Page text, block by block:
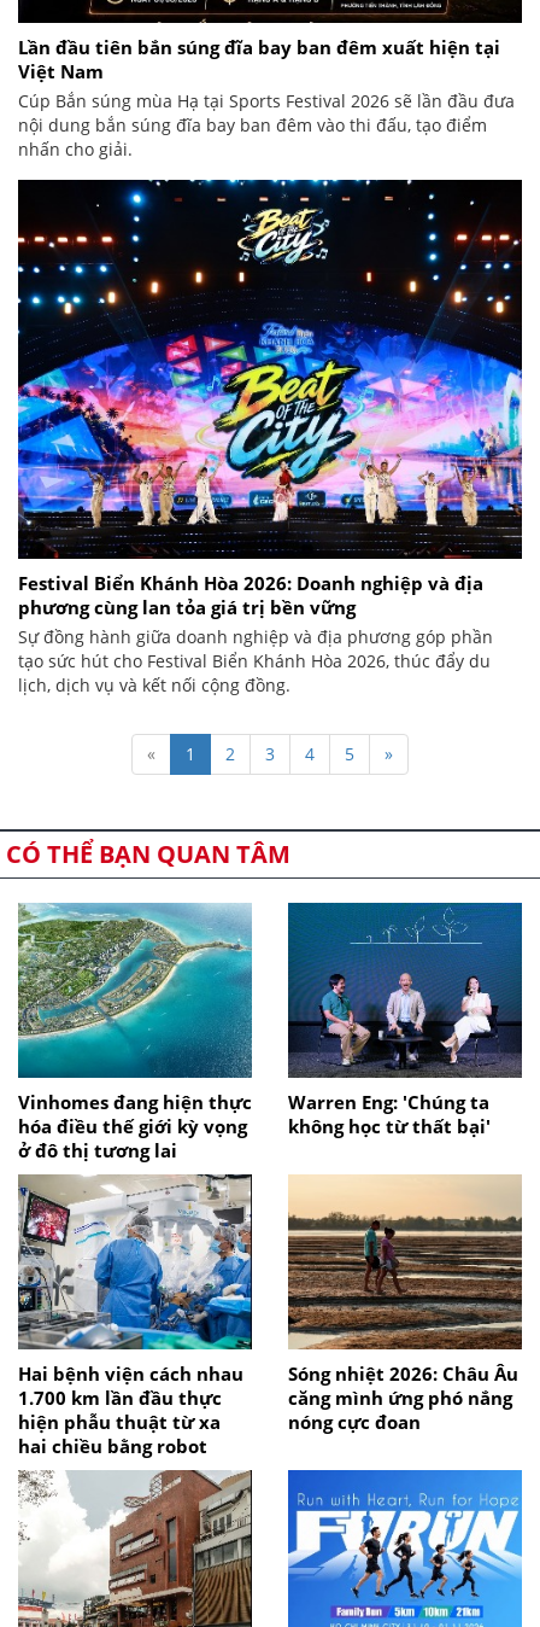
Lần đầu tiên bắn súng đĩa bay ban đêm xuất hiện tại
Việt Nam
Cúp Bắn súng mùa Hạ tại Sports Festival 2026 sẽ lần đầu đưa
nội dung bắn súng đĩa bay ban đêm vào thi đấu, tạo điểm
nhấn cho giải.
Festival Biển Khánh Hòa 2026: Doanh nghiệp và địa
phương cùng lan tỏa giá trị bền vững
Sự đồng hành giữa doanh nghiệp và địa phương góp phần
tạo sức hút cho Festival Biển Khánh Hòa 2026, thúc đẩy du
lịch, dịch vụ và kết nối cộng đồng.
« 1 2 3 4 5 »
CÓ THỂ BẠN QUAN TÂM
Vinhomes đang hiện thực
hóa điều thế giới kỳ vọng
ở đô thị tương lai
Warren Eng: 'Chúng ta
không học từ thất bại'
Hai bệnh viện cách nhau
1.700 km lần đầu thực
hiện phẫu thuật từ xa
hai chiều bằng robot
Sóng nhiệt 2026: Châu Âu
căng mình ứng phó nắng
nóng cực đoan